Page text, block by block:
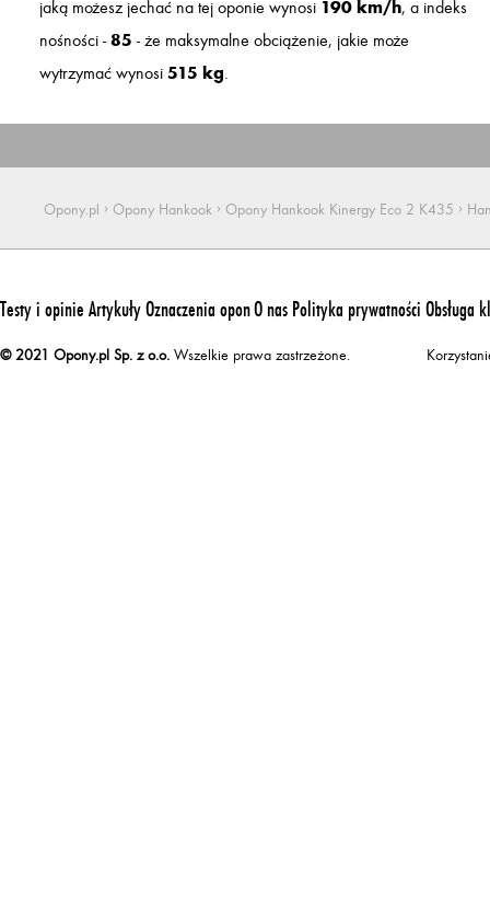
jaką możesz jechać na tej oponie wynosi 190 km/h, a indeks
nośności - 85 - że maksymalne obciążenie, jakie może
wytrzymać wynosi 515 kg.
Opony.pl › Opony Hankook › Opony Hankook Kinergy Eco 2 K435 ›
Testy i opinie ArtykułyOznaczenia oponO nas Polityka prywatności Obsługa
© 2021 Opony.pl Sp. z o.o. Wszelkie prawa zastrzeżone.